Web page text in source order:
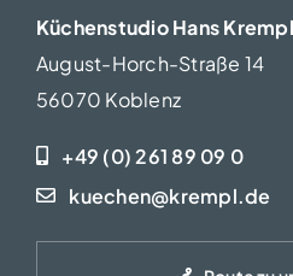
Küchenstudio Hans
August-Horch-Straße 14
56070 Koblenz
+49 (0) 261 89 09 0
kuechen@krempl.de